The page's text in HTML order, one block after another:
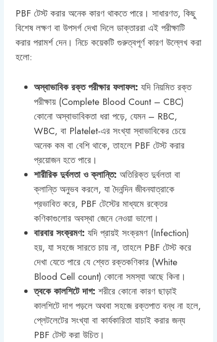
PBF টেস্ট করার অনেক কারণ থাকতে পারে। সাধারণত, কিছু
বিশেষ লক্ষণ বা উপসর্গ দেখা দিলে ডাক্তাররা এই পরীক্ষাটি
করার পরামর্শ দেন। নিচে কয়েকটি গুরুত্বপূর্ণ কারণ উল্লেখ করা
হলো:
অস্বাভাবিক রক্ত পরীক্ষার ফলাফল: যদি নিয়মিত রক্ত
পরীক্ষায় (Complete Blood Count – CBC)
কোনো অস্বাভাবিকতা ধরা পড়ে, যেমন – RBC,
WBC, বা Platelet-এর সংখ্যা স্বাভাবিকের চেয়ে
অনেক কম বা বেশি থাকে, তাহলে PBF টেস্ট করার
প্রয়োজন হতে পারে।
শারীরিক দুর্বলতা ও ক্লান্তি: অতিরিক্ত দুর্বলতা বা
ক্লান্তি অনুভব করলে, যা দৈনন্দিন জীবনযাত্রাকে
প্রভাবিত করে, PBF টেস্টের মাধ্যমে রক্তের
কণিকাগুলোর অবস্থা জেনে নেওয়া ভালো।
বারবার সংক্রমণ: যদি প্রায়ই সংক্রমণ (Infection)
হয়, যা সহজে সারতে চায় না, তাহলে PBF টেস্ট করে
দেখা যেতে পারে যে শ্বেত রক্তকণিকার (White
Blood Cell count) কোনো সমস্যা আছে কিনা।
ত্বকে কালশিটে দাগ: শরীরে কোনো কারণ ছাড়াই
কালশিটে দাগ পড়লে অথবা সহজে রক্তপাত বন্ধ না হলে,
প্লেটলেটের সংখ্যা বা কার্যকারিতা যাচাই করার জন্য
PBF টেস্ট করা উচিত।